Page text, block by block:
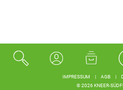
© 2026 KNEER-
IMPRESSUM AGB